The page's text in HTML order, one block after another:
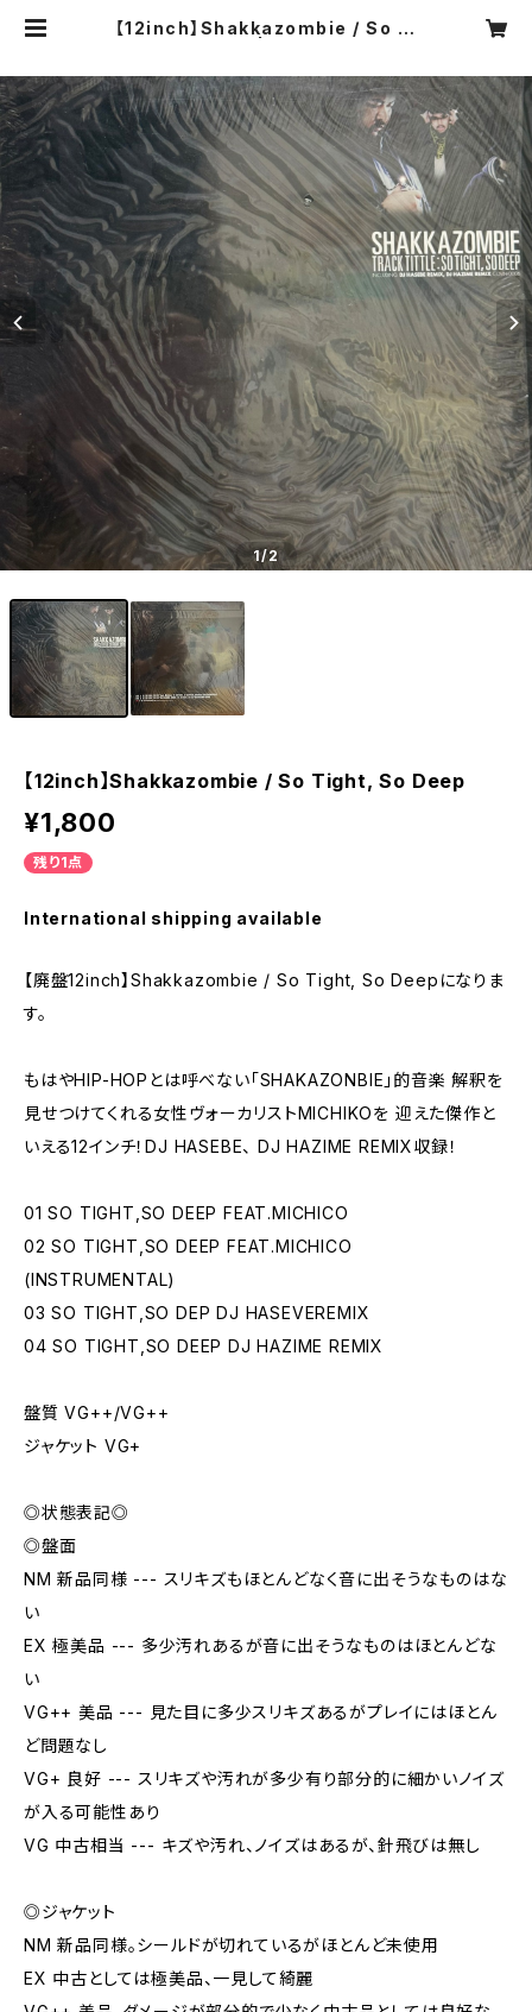
【12inch】Shakkazombie / So Ti
1/2
【12inch】Shakkazombie / So Tight, So Deep
¥1,800
残り1点
International shipping available
【廃盤12inch】Shakkazombie / So Tight, So Deepになりま
す。
もはやHIP-HOPとは呼べない「SHAKAZONBIE」的音楽 解釈を
見せつけてくれる女性ヴォーカリストMICHIKOを 迎えた傑作と
いえる12インチ！DJ HASEBE、 DJ HAZIME REMIX収録！
01 SO TIGHT,SO DEEP FEAT.MICHICO
02 SO TIGHT,SO DEEP FEAT.MICHICO
(INSTRUMENTAL)
03 SO TIGHT,SO DEP DJ HASEVEREMIX
04 SO TIGHT,SO DEEP DJ HAZIME REMIX
盤質 VG++/VG++
ジャケット VG+
◎状態表記◎
◎盤面
NM 新品同様 --- スリキズもほとんどなく音に出そうなものはな
い
EX 極美品 --- 多少汚れあるが音に出そうなものはほとんどな
い
VG++ 美品 --- 見た目に多少スリキズあるがプレイにはほとん
ど問題なし
VG+ 良好 --- スリキズや汚れが多少有り部分的に細かいノイズ
が入る可能性あり
VG 中古相当 --- キズや汚れ、ノイズはあるが、針飛びは無し
◎ジャケット
NM 新品同様。シールドが切れているがほとんど未使用
EX 中古としては極美品、一見して綺麗